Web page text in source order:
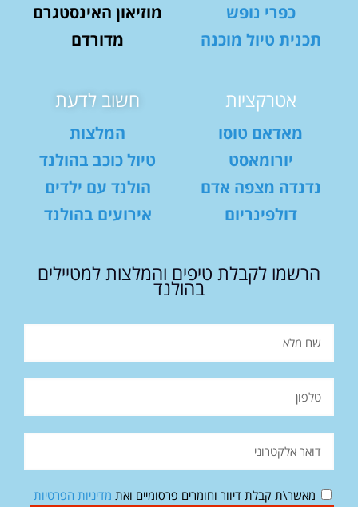
כפרי נופש
תכנית טיול מוכנה
מוזיאון האינסטגרם
מדורדם
אטרקציות
מאדאם טוסו
יורומאסט
נדנדה מצפה אדם
דולפינריום
חשוב לדעת
המלצות
טיול כוכב בהולנד
הולנד עם ילדים
אירועים בהולנד
הרשמו לקבלת טיפים והמלצות למטיילים
בהולנד
מאשר\ת קבלת דיוור וחומרים פרסומיים ואת מדיניות הפרטיות